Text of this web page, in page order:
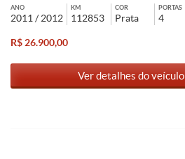
ANO
2011 / 2012
KM
112853
COR
Prata
PORTAS
4
R$ 26.900,00
Ver detalhes do veículo